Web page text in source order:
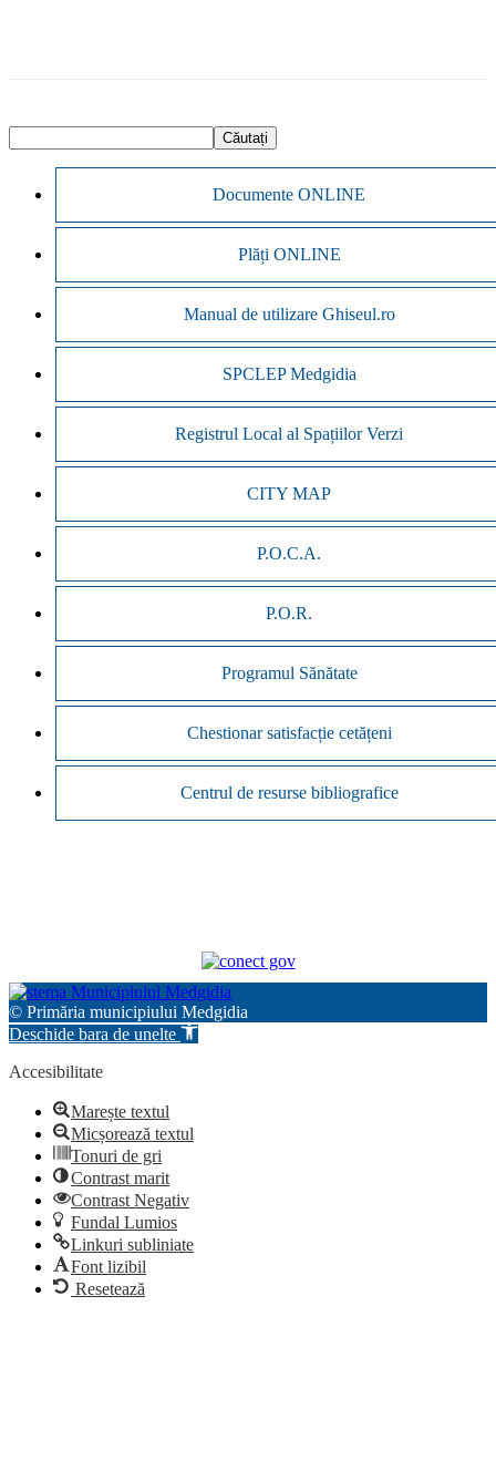
Documente ONLINE
Plăți ONLINE
Manual de utilizare Ghiseul.ro
SPCLEP Medgidia
Registrul Local al Spațiilor Verzi
CITY MAP
P.O.C.A.
P.O.R.
Programul Sănătate
Chestionar satisfacție cetățeni
Centrul de resurse bibliografice
© Primăria municipiului Medgidia
Deschide bara de unelte
Accesibilitate
Marește textul
Micșorează textul
Tonuri de gri
Contrast marit
Contrast Negativ
Fundal Lumios
Linkuri subliniate
Font lizibil
Resetează